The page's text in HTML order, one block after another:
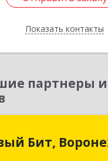
Показать контакты
Назад
партнеры
Бит,
1С:Первый